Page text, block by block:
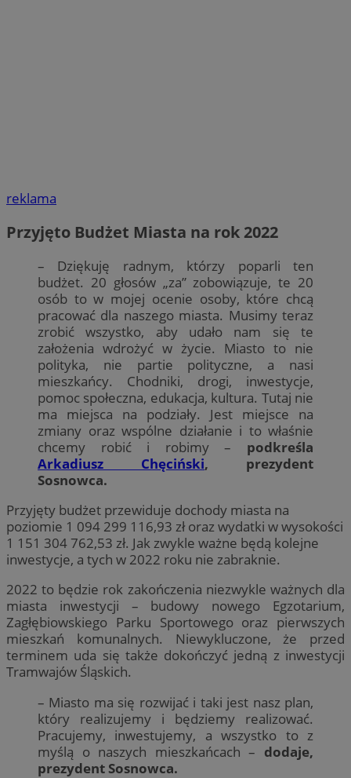
reklama
Przyjęto Budżet Miasta na rok 2022
– Dziękuję radnym, którzy poparli ten
budżet. 20 głosów „za” zobowiązuje, te 20
osób to w mojej ocenie osoby, które chcą
pracować dla naszego miasta. Musimy teraz
zrobić wszystko, aby udało nam się te
założenia wdrożyć w życie. Miasto to nie
polityka, nie partie polityczne, a nasi
mieszkańcy. Chodniki, drogi, inwestycje,
pomoc społeczna, edukacja, kultura. Tutaj nie
ma miejsca na podziały. Jest miejsce na
zmiany oraz wspólne działanie i to właśnie
chcemy robić i robimy – podkreśla
Arkadiusz Chęciński, prezydent
Sosnowca.
Przyjęty budżet przewiduje dochody miasta na
poziomie 1 094 299 116,93 zł oraz wydatki w wysokości
1 151 304 762,53 zł. Jak zwykle ważne będą kolejne
inwestycje, a tych w 2022 roku nie zabraknie.
2022 to będzie rok zakończenia niezwykle ważnych dla
miasta inwestycji – budowy nowego Egzotarium,
Zagłębiowskiego Parku Sportowego oraz pierwszych
mieszkań komunalnych. Niewykluczone, że przed
terminem uda się także dokończyć jedną z inwestycji
Tramwajów Śląskich.
– Miasto ma się rozwijać i taki jest nasz plan,
który realizujemy i będziemy realizować.
Pracujemy, inwestujemy, a wszystko to z
myślą o naszych mieszkańcach – dodaje,
prezydent Sosnowca.